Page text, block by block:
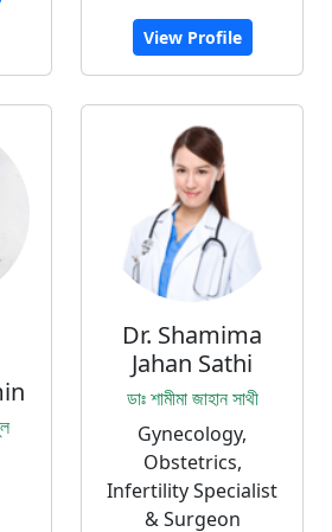
View Profile
Dr. Shamima
Jahan Sathi
ডাঃ শামীমা জাহান সাথী
Gynecology,
Obstetrics,
Infertility Specialist
& Surgeon